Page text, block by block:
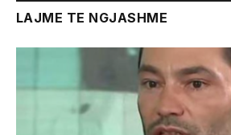
LAJME TE NGJASHME